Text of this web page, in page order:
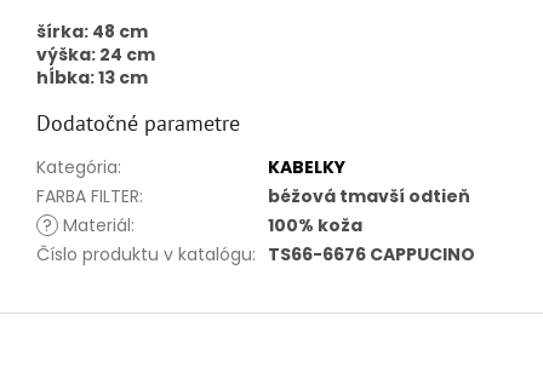
šírka: 48 cm
výška: 24 cm
hĺbka:13 cm
Dodatočné parametre
Kategória:
KABELKY
FARBA FILTER:
béžová tmavší odtieň
? Materiál:
100% koža
Číslo produktu v katalógu: TS66-6676 CAPPUCINO